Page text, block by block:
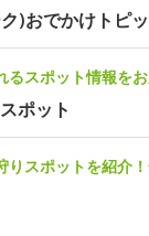
)おでかけトピ
るスポット情報を
ポット
りスポットを紹介